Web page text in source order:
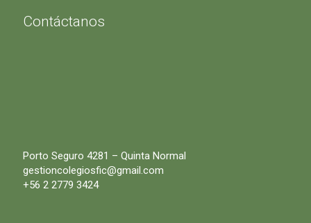
Contáctanos
Porto Seguro 4281 – Quinta Normal
gestioncolegiosfic@gmail.com
+56 2 2779 3424